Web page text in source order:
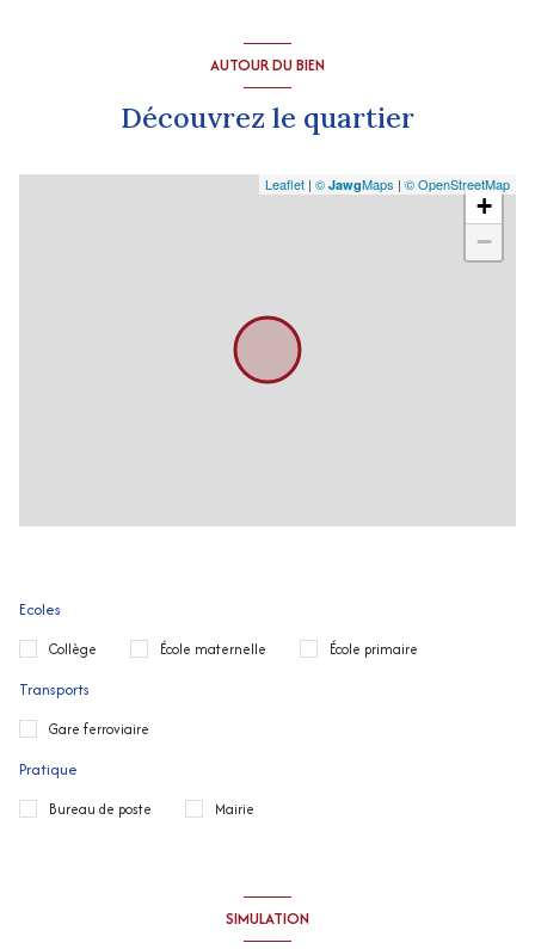
AUTOUR DU BIEN
Découvrez le quartier
+
−
Leaflet | © JawgMaps | © OpenStreetMap
Ecoles
Collège École maternelle École primaire
Transports
Gare ferroviaire
Pratique
Bureau de poste Mairie
SIMULATION